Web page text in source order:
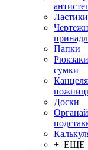
Папки
сумки
Доски
+ ЕЩЕ